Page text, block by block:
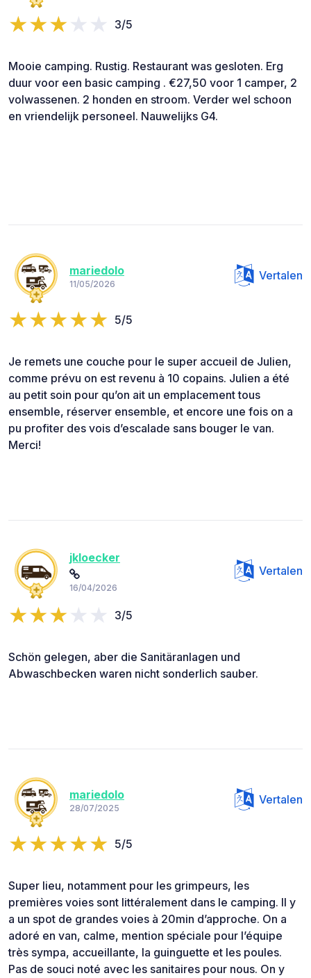
3/5
Mooie camping. Rustig. Restaurant was gesloten. Erg
duur voor een basic camping . €27,50 voor 1 camper, 2
volwassenen. 2 honden en stroom. Verder wel schoon
en vriendelijk personeel. Nauwelijks G4.
mariedolo
11/05/2026
Vertalen
5/5
Je remets une couche pour le super accueil de Julien,
comme prévu on est revenu à 10 copains. Julien a été
au petit soin pour qu’on ait un emplacement tous
ensemble, réserver ensemble, et encore une fois on a
pu profiter des vois d’escalade sans bouger le van.
Merci!
jkloecker
16/04/2026
Vertalen
3/5
Schön gelegen, aber die Sanitäranlagen und
Abwaschbecken waren nicht sonderlich sauber.
mariedolo
28/07/2025
Vertalen
5/5
Super lieu, notamment pour les grimpeurs, les
premières voies sont littéralement dans le camping. Il y
a un spot de grandes voies à 20min d’approche. On a
adoré en van, calme, mention spéciale pour l’équipe
très sympa, accueillante, la guinguette et les poules.
Pas de souci noté avec les sanitaires pour nous. On y